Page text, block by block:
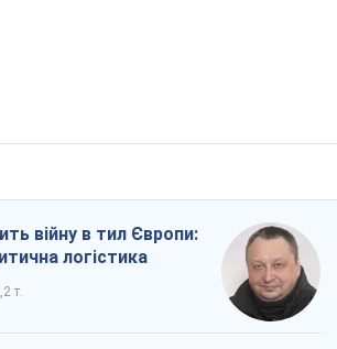
війну в тил Європи:
логістика
т.